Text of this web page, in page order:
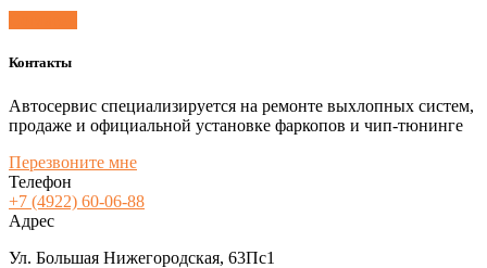
Контакты
Автосервис специализируется на ремонте выхлопных систем,
продаже и официальной установке фаркопов и чип-тюнинге
Перезвоните мне
Телефон
+7 (4922) 60-06-88
Адрес
Ул. Большая Нижегородская, 63Пс1